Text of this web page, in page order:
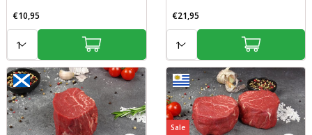
€10,95
€21,95
Sale